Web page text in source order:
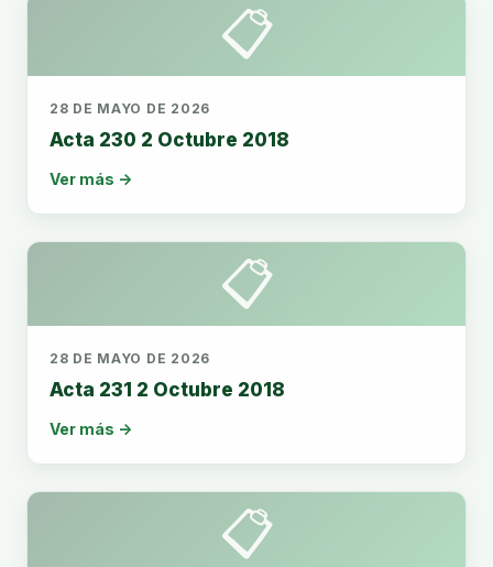
📋
28 DE MAYO DE 2026
Acta 230 2 Octubre 2018
Ver más →
📋
28 DE MAYO DE 2026
Acta 231 2 Octubre 2018
Ver más →
📋